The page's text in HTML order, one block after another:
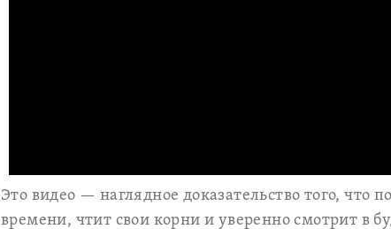
Это видео — наглядное доказательство того, что
времени, чтит свои корни и уверенно смотрит в